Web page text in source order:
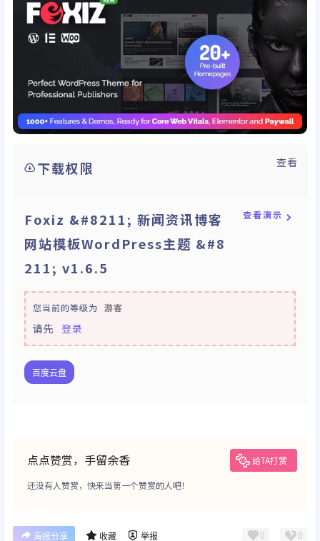
下载权限 查看
Foxiz &#8211; 新闻资讯博客
网站模板WordPress主题 &#8
211; v1.6.5
查看演示
您当前的等级为 游客
请先 登录
百度云盘
点点赞赏，手留余香 给TA打赏
还没有人赞赏，快来当第一个赞赏的人吧！
海报分享 收藏 举报 0 0